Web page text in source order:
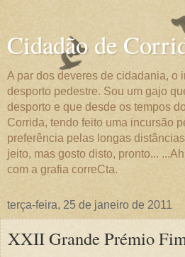
Cidadão de
A par dos deveres de cidadania, o
desporto pedestre. Sou um gajo
desporto e que desde os tempos
Corrida, tendo feito uma incursão
preferência pelas longas
jeito, mas gosto disto, pronto...
com a grafia correCta.
terça-feira, 25 de janeiro de 2011
XXII Grande Prémio